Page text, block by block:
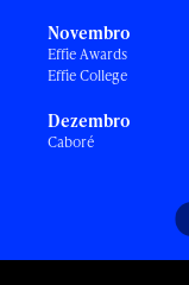
Novembro
Effie Awards
Effie College
Dezembro
Caboré